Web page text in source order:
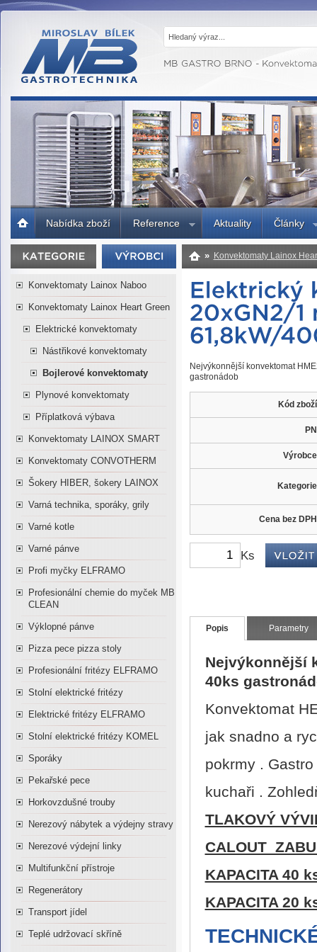
MB GASTRO
BRNO -
Gastrotechnika,
profesionální
kuchyně
strana
Nabídka zboží Reference Aktuality Články
Konvektomaty Lainox Naboo
Konvektomaty Lainox Heart Green
Elektrické konvektomaty
Nástřikové konvektomaty
Bojlerové konvektomaty
Plynové konvektomaty
Příplatková výbava
Konvektomaty LAINOX SMART
Konvektomaty CONVOTHERM
Šokery HIBER, šokery LAINOX
Varná technika, sporáky, grily
Varné kotle
Varné pánve
Profi myčky ELFRAMO
Profesionální chemie do myček MB
CLEAN
Výklopné pánve
Pizza pece pizza stoly
Profesionální fritézy ELFRAMO
Stolní elektrické fritézy
Elektrické fritézy ELFRAMO
Stolní elektrické fritézy KOMEL
Sporáky
Pekařské pece
Horkovzdušné trouby
Nerezový nábytek a výdejny stravy
Nerezové výdejní linky
Multifunkční přístroje
Regenerátory
Transport jídel
Teplé udržovací skříně
» Konvektomaty Lainox
Nejvýkonnější konvektomat
gastronádob
Kód
Cena bez
Ks
Popis Parametry
Nejvýkonnější
40ks
Konvektomat
jak snadno a
pokrmy .
kuchaři .
TLAKOVÝ
CALOUT
KAPACITA 40
KAPACITA 20